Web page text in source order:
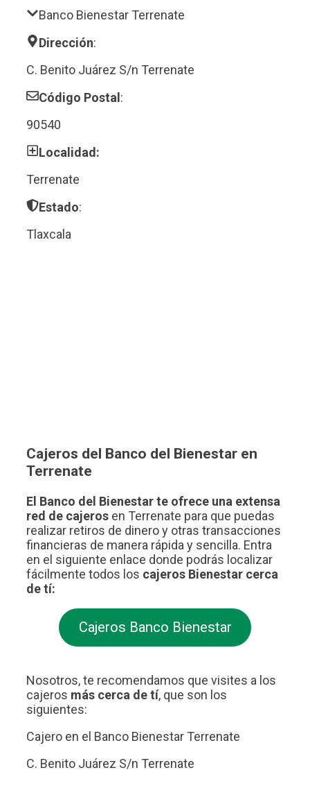
Banco Bienestar Terrenate
Dirección:
C. Benito Juárez S/n Terrenate
Código Postal:
90540
Localidad:
Terrenate
Estado:
Tlaxcala
Cajeros del Banco del Bienestar en
Terrenate
El Banco del Bienestar te ofrece una extensa
red de cajeros en Terrenate para que puedas
realizar retiros de dinero y otras transacciones
financieras de manera rápida y sencilla. Entra
en el siguiente enlace donde podrás localizar
fácilmente todos los cajeros Bienestar cerca
de tí:
Cajeros Banco Bienestar
Nosotros, te recomendamos que visites a los
cajeros más cerca de tí, que son los
siguientes:
Cajero en el Banco Bienestar Terrenate
C. Benito Juárez S/n Terrenate